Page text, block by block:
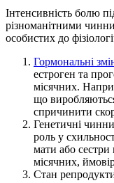
Інтенсивність болю
різноманітними
особистих до
Гормональні
естроген та
місячних.
що
спричинити
Генетичні
роль у
мати або сестри
місячних,
Стан